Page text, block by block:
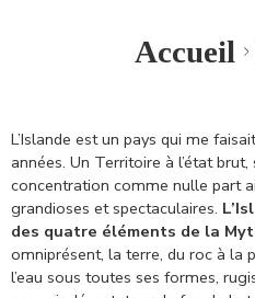
Accueil
L’Islande est un pays qui me
années. Un Territoire à l’état
concentration comme nulle part
grandioses et spectaculaires.
des quatre éléments de la
omniprésent, la terre, du roc à la
l’eau sous toutes ses formes,